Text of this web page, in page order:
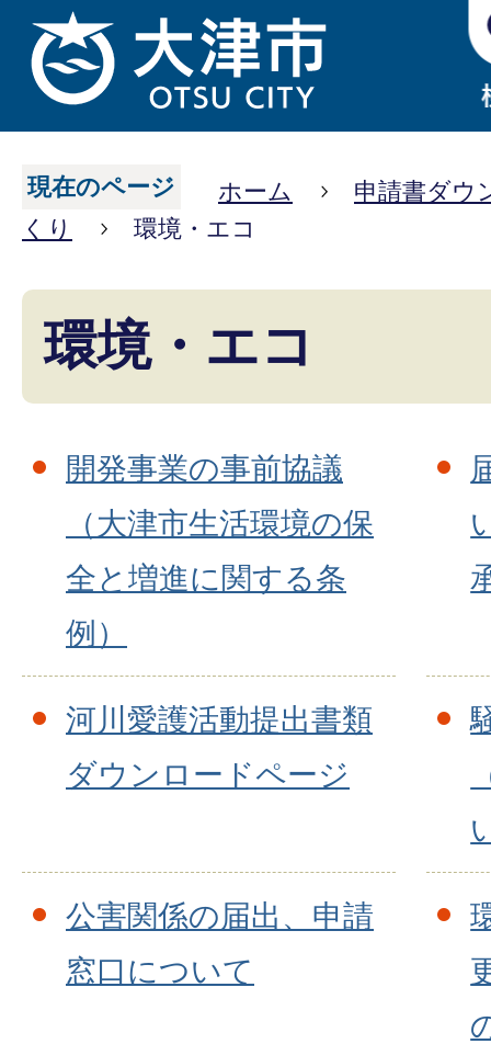
現在のページ ホーム
申請書ダウ
くり
環境・エコ
環境・エコ
開発事業の事前協議
（大津市生活環境の保
全と増進に関する条
例）
河川愛護活動提出書類
ダウンロードページ
公害関係の届出、申請
窓口について